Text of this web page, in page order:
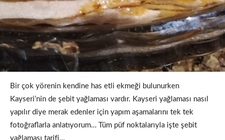
Bir çok yörenin kendine has etli ekmeği bulunurken
Kayseri’nin de şebit yağlaması vardır. Kayseri yağlaması nasıl
yapılır diye merak edenler için yapım aşamalarını tek tek
fotoğraflarla anlatıyorum… Tüm püf noktalarıyla işte şebit
yağlaması tarifi…